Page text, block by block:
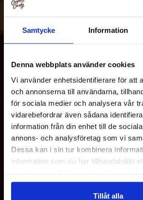
Samtycke Information
Denna webbplats använder cookies
Vi använder enhetsidentifierare för att
och annonserna till användarna,
för sociala medier och analysera vår
vidarebefordrar även sådana
information från din enhet till de
annons- och analysföretag som vi
Dessa kan i sin tur kombinera
information som du har tillhandahållit
Tillåt alla
kaffebønnerne. Nescafé bruger
oplevelse.
medium ristet og mørk ristet, og
prÃ¦ferencer. Jo lÃ¦ngere
øges bitterheden, men også
smagen. Deres forskellige produkter
og intensiteter, så du kan finde noget,
smag.
OM OS